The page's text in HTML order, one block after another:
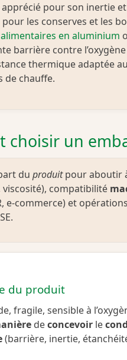
apprécié pour son inertie
les conserves et les
en aluminium
barrière contre
thermique adaptée
de chauffe.
choisir un
du produitpour aboutir
compatibilité
e‑commerce) et
du produit
fragile, sensible à
deconcevoir le
(barrière, inertie,